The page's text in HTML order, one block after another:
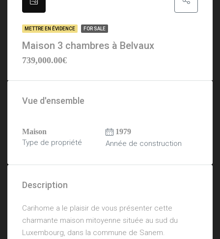
METTRE EN ÉVIDENCE FOR SALE
Maison 3 chambres à Belvaux
739,000.00€
Vue d'ensemble
Maison
Type de propriété
1979
Année de construction
Description
Carihome a le plaisir de vous présenter cette
charmante maison mitoyenne située au sud du
Luxembourg, dans la commune de Sanem.